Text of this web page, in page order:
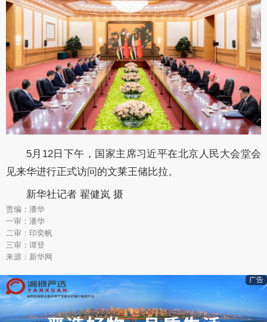
5月12日下午，国家主席习近平在北京人民大会堂会
见来华进行正式访问的文莱王储比拉。
新华社记者 翟健岚 摄
责编：潘华
一审：潘华
二审：印奕帆
三审：谭登
来源：新华网
广告